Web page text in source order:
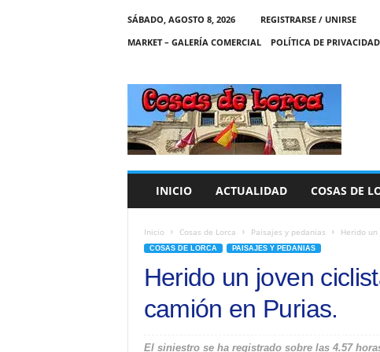
SÁBADO, AGOSTO 8, 2026
REGISTRARSE / UNIRSE
MARKET – GALERÍA COMERCIAL
POLÍTICA DE PRIVACIDAD
C
A
S
INICIO ACTUALIDAD COSAS DE
Inicio Cosas de Lorca Paisajes y pedanias Herido
COSAS DE LORCA PAISAJES Y PEDANIAS
Herido un joven
camión en Purias.
El siniestro se ha registrado sobre las 4.57